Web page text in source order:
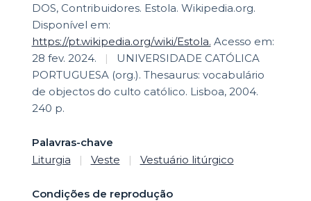
DOS, Contribuidores. Estola. Wikipedia.org.
Disponível em:
https://pt.wikipedia.org/wiki/Estola. Acesso em:
28 fev. 2024.
|
UNIVERSIDADE CATÓLICA
PORTUGUESA (org.). Thesaurus: vocabulário
de objectos do culto católico. Lisboa, 2004.
240 p.
Palavras-chave
Liturgia
| Veste | Vestuário litúrgico
Condições de reprodução